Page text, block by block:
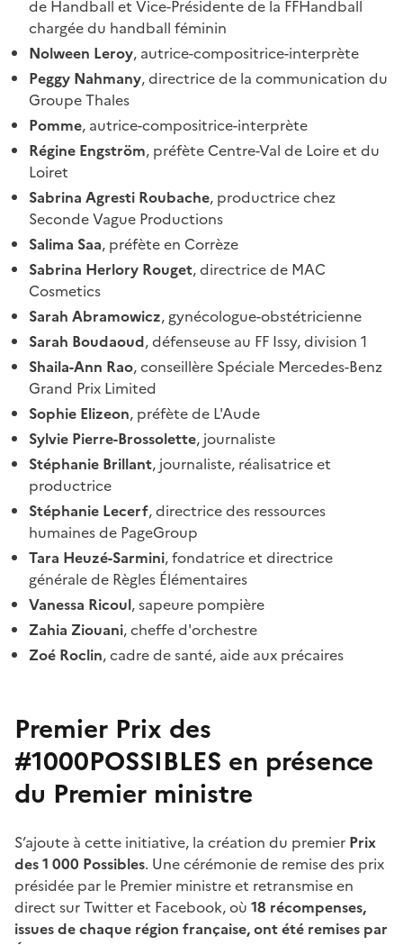
de Handball et Vice-Présidente de la FFHandball
chargée du handball féminin
Nolween Leroy, autrice-compositrice-interprète
Peggy Nahmany, directrice de la communication du
Groupe Thales
Pomme, autrice-compositrice-interprète
Régine Engström, préfète Centre-Val de Loire et du
Loiret
Sabrina Agresti Roubache, productrice chez
Seconde Vague Productions
Salima Saa, préfète en Corrèze
Sabrina Herlory Rouget, directrice de MAC
Cosmetics
Sarah Abramowicz, gynécologue-obstétricienne
Sarah Boudaoud, défenseuse au FF Issy, division 1
Shaila-Ann Rao, conseillère Spéciale Mercedes-Benz
Grand Prix Limited
Sophie Elizeon, préfète de L'Aude
Sylvie Pierre-Brossolette, journaliste
Stéphanie Brillant, journaliste, réalisatrice et
productrice
Stéphanie Lecerf, directrice des ressources
humaines de PageGroup
Tara Heuzé-Sarmini, fondatrice et directrice
générale de Règles Élémentaires
Vanessa Ricoul, sapeure pompière
Zahia Ziouani, cheffe d'orchestre
Zoé Roclin, cadre de santé, aide aux précaires
Premier Prix des
#1000POSSIBLES en présence
du Premier ministre
S’ajoute à cette initiative, la création du premier Prix
des 1 000 Possibles. Une cérémonie de remise des prix
présidée par le Premier ministre et retransmise en
direct sur Twitter et Facebook, où 18 récompenses,
issues de chaque région française, ont été remises par